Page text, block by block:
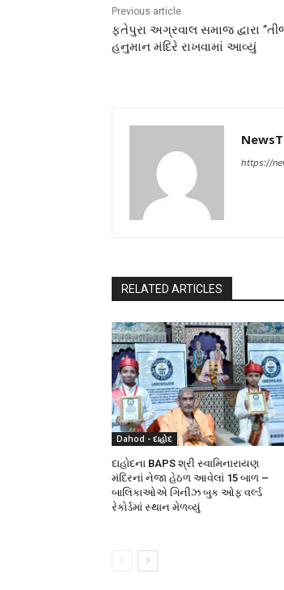
Previous article
ફતેપુરા અગ્રવાલ સમાજ દ્વારા
હનુમાન મંદિરે રાખવામાં આવ્યું
https://
RELATED ARTICLES
Dahod - દાહોદ
દાહોદના BAPS શ્રી સ્વામિનારાયણ
મંદિરનાં નેજા હેઠળ આવેલાં 15 બાળ –
બાલિકાઓએ ગિનીઝ બુક ઓફ વર્લ્ડ
રેકોર્ડમાં સ્થાન મેળવ્યું